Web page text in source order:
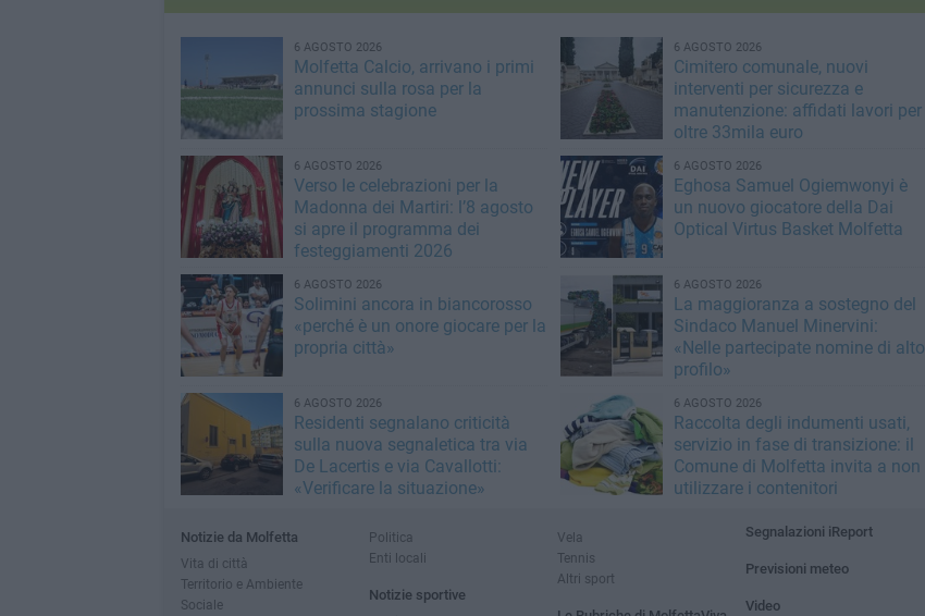
6 AGOSTO 2026
Molfetta Calcio, arrivano i primi
annunci sulla rosa per la
prossima stagione
6 AGOSTO 2026
Cimitero comunale, nuovi
interventi per sicurezza e
manutenzione: affidati lavori per
oltre 33mila euro
6 AGOSTO 2026
Verso le celebrazioni per la
Madonna dei Martiri: l’8 agosto
si apre il programma dei
festeggiamenti 2026
6 AGOSTO 2026
Eghosa Samuel Ogiemwonyi è
un nuovo giocatore della Dai
Optical Virtus Basket Molfetta
6 AGOSTO 2026
Solimini ancora in biancorosso
«perché è un onore giocare per la
propria città»
6 AGOSTO 2026
La maggioranza a sostegno del
Sindaco Manuel Minervini:
«Nelle partecipate nomine di alto
profilo»
6 AGOSTO 2026
Residenti segnalano criticità
sulla nuova segnaletica tra via
De Lacertis e via Cavallotti:
«Verificare la situazione»
6 AGOSTO 2026
Raccolta degli indumenti usati,
servizio in fase di transizione: il
Comune di Molfetta invita a non
utilizzare i contenitori
Notizie da Molfetta
Vita di città
Territorio e Ambiente
Sociale
Politica
Enti locali
Notizie sportive
Vela
Tennis
Altri sport
Segnalazioni iReport
Previsioni meteo
Video